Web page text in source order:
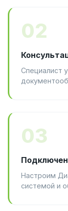
02
Специалист
03
Настроим
системой и